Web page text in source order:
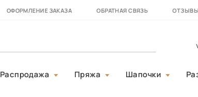
ОФОРМЛЕНИЕ ЗАКАЗА ОБРАТНАЯ СВЯЗЬ
Распродажа Пряжа Шапочки